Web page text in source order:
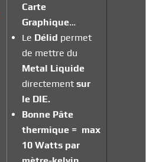
Carte
Graphique…
Le Délid permet
de mettre du
Metal Liquide
directement sur
le DIE.
Bonne Pâte
thermique = max
10 Watts par